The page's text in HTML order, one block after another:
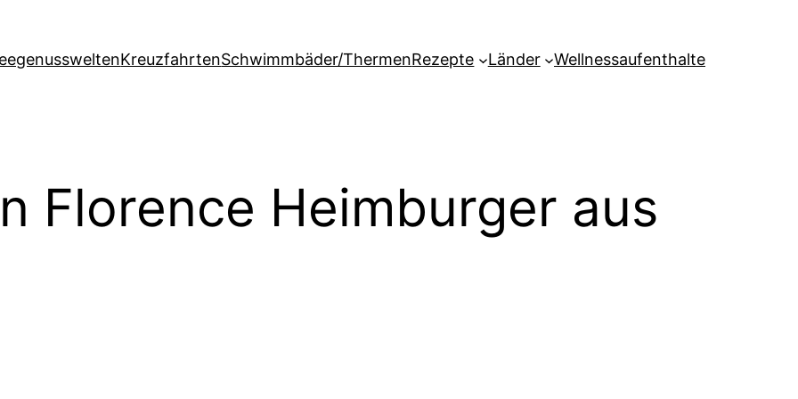
KreuzfahrtenSchwimmbäder/ThermenRezepte Länder Wellnessaufenthalte
Florence Heimburger aus